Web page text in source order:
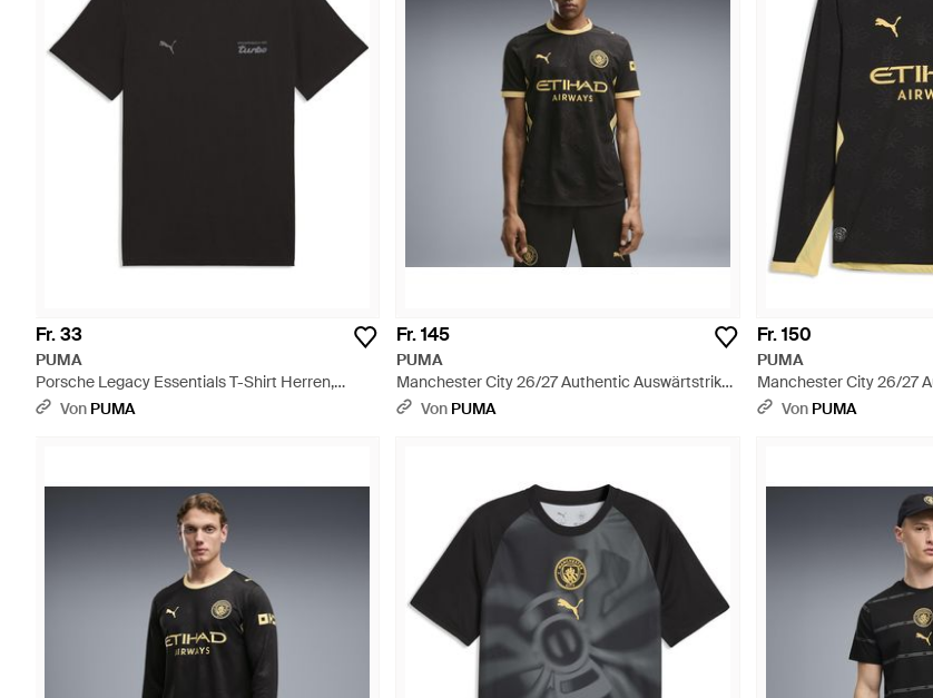
Fr. 33
PUMA
Porsche Legacy Essentials T-Shirt Herren,
Accessoires - Schwarz
Von PUMA
Fr. 145
PUMA
Manchester City 26/27 Authentic Auswärtstrikot
Herren, Accessoires - Schwarz
Von PUMA
Fr. 150
PUMA
Manchester City 26/27
Auswärtstrikot Herren,
Von PUMA